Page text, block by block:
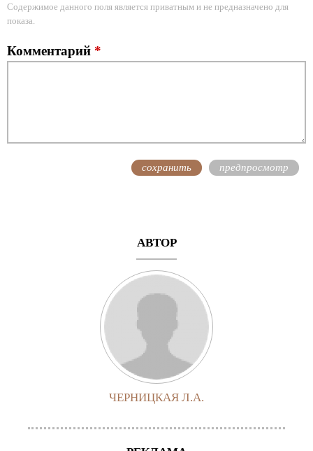
Содержимое данного поля является приватным и не предназначено для
показа.
Комментарий *
АВТОР
ЧЕРНИЦКАЯ Л.А.